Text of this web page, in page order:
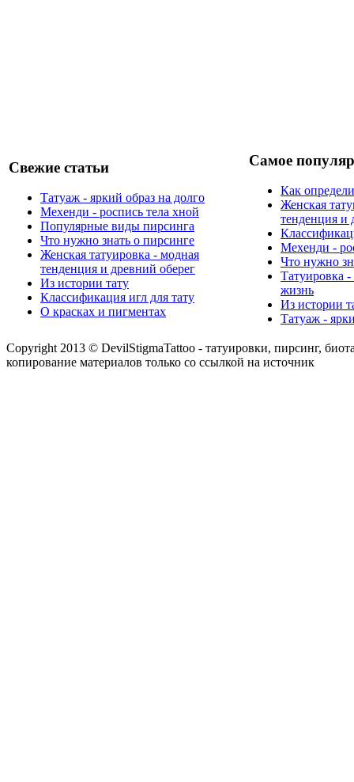
Свежие статьи
Татуаж - яркий образ на долго
Мехенди - роспись тела хной
Популярные виды пирсинга
Что нужно знать о пирсинге
Женская татуировка - модная
тенденция и древний оберег
Из истории тату
Классификация игл для тату
О красках и пигментах
Самое
Как
Женская
тенденция и
Мехенди -
Что нужно
Татуировка
жизнь
Из истории
Татуаж -
Copyright 2013 © DevilStigmaTattoo - татуировки, пирсинг,
копирование материалов только со ссылкой на источник